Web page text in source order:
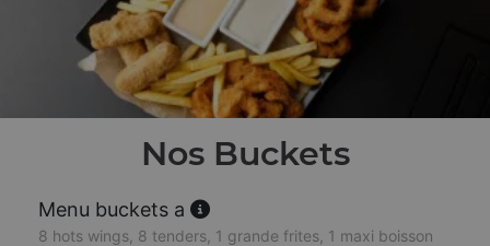
Nos Buckets
Menu buckets a
8 hots wings, 8 tenders, 1 grande frites, 1 maxi boisson